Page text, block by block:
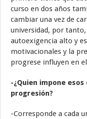
curso en dos años
cambiar una vez de
universidad, por
autoexigencia alto y
motivacionales y la
progrese influyen en
-¿Quien impone
progresión?
-Corresponde a cada